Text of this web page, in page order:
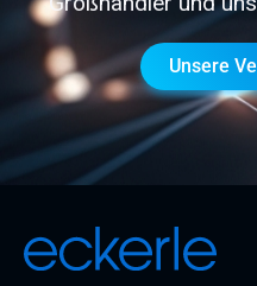
Unsere